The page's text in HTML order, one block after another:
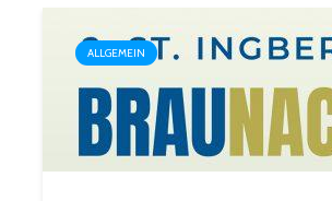
ALLGEMEIN